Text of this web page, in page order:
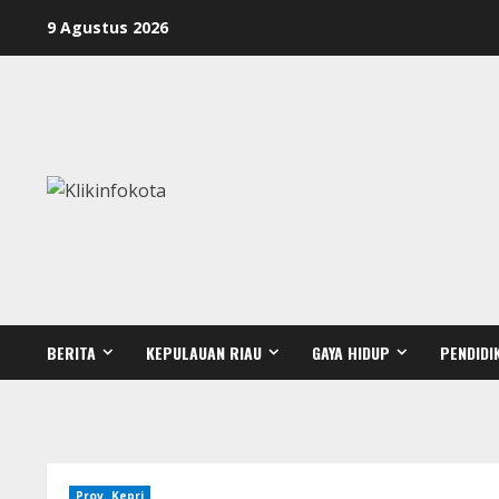
9 Agustus 2026
BERITA KEPULAUAN RIAU GAYA HIDUP
Prov. Kepri